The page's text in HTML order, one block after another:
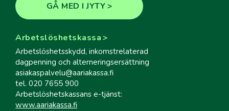
GÅ MED I JYTY
Arbetslöshetskassa
Arbetslöshetsskydd, inkomstrelaterad
dagpenning och alterneringsersättning
asiakaspalvelu@aariakassa.fi
tel. 020 7655 900
Arbetslöshetskassans e-tjänst:
www.aariakassa.fi